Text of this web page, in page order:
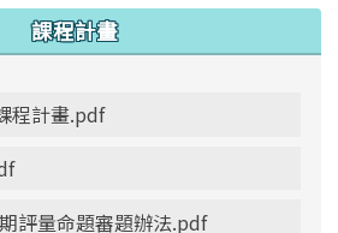
課程計畫
程計畫.pdf
評量命題審題辦法.pdf